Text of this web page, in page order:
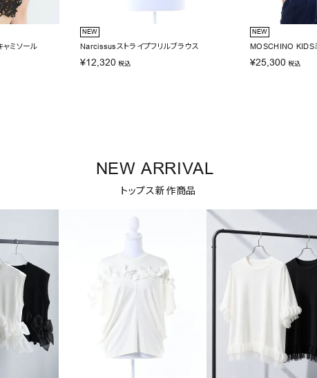
ミソール
NEW
Narcissusストライプフリルブラウス
¥12,320 税込
NEW
MOSCHINO KIDS
¥25,300 税込
NEW ARRIVAL
トップス新作商品